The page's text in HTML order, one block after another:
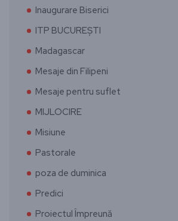
Inaugurare Biserici
ITP BUCUREȘTI
Madagascar
Mesaje din Filipeni
Mesaje pentru suflet
MIJLOCIRE
Misiune
Pastorale
poza de duminica
Predici
Proiectul Împreună